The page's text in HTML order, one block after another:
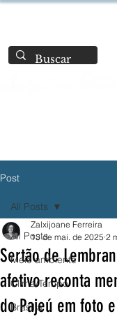
Post
All Posts
Meio ambiente
Clima/Tempo
Brasília
All Posts
Sertão de
afetivo reconta
do Pajeú em foto
Zalxijoane Ferreira
13 de mai. de 2025 2